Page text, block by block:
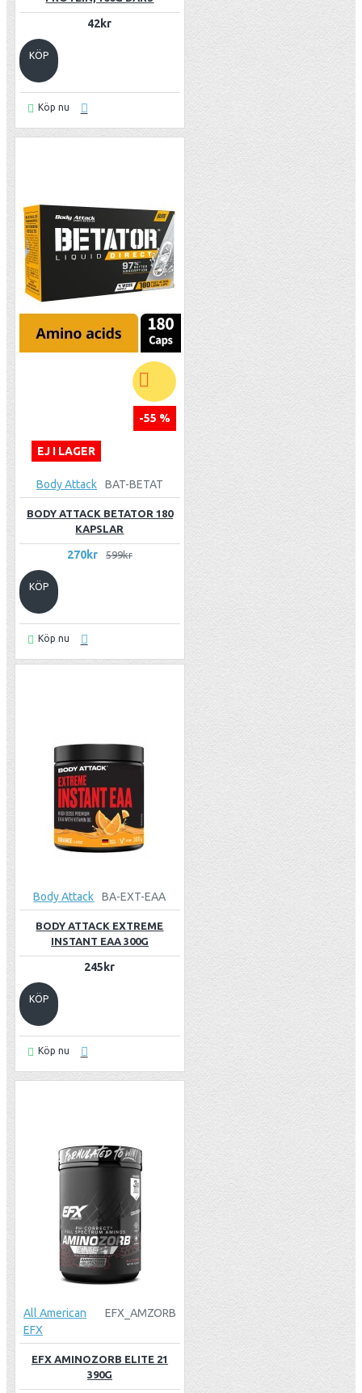
42kr
KÖP
Köp nu
-55 %
EJ I LAGER
Body Attack BAT-BETAT
BODY ATTACK BETATOR 180
KAPSLAR
270kr 599kr
KÖP
Köp nu
Body Attack BA-EXT-EAA
BODY ATTACK EXTREME
INSTANT EAA 300G
245kr
KÖP
Köp nu
All American
EFX
EFX_AMZORB
EFX AMINOZORB ELITE 21
390G